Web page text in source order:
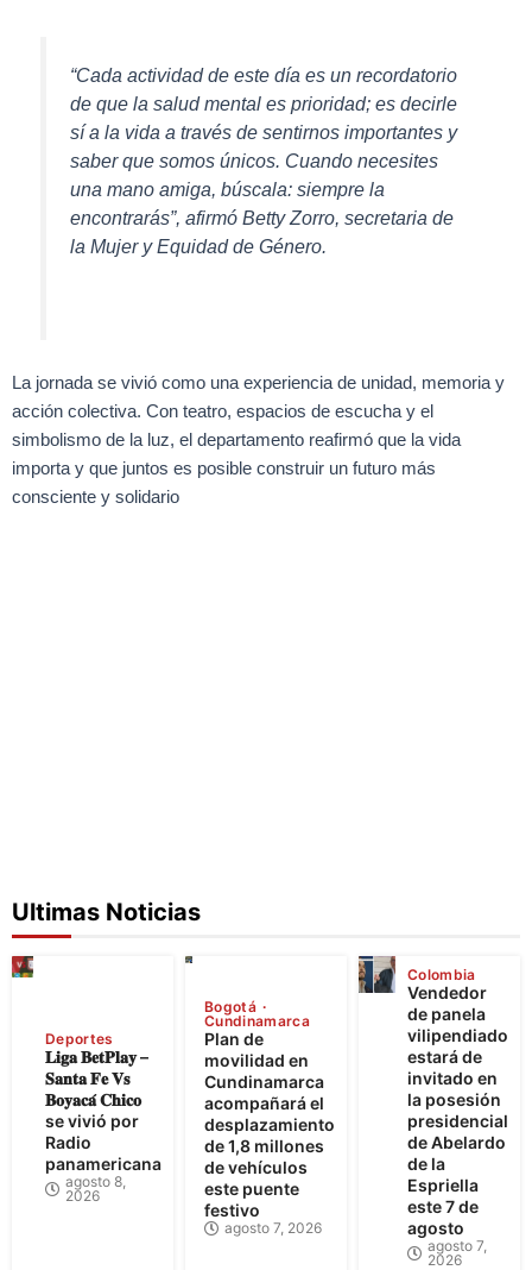
“Cada actividad de este día es un recordatorio
de que la salud mental es prioridad; es decirle
sí a la vida a través de sentirnos importantes y
saber que somos únicos. Cuando necesites
una mano amiga, búscala: siempre la
encontrarás”, afirmó Betty Zorro, secretaria de
la Mujer y Equidad de Género.
La jornada se vivió como una experiencia de unidad, memoria y
acción colectiva. Con teatro, espacios de escucha y el
simbolismo de la luz, el departamento reafirmó que la vida
importa y que juntos es posible construir un futuro más
consciente y solidario
Ultimas Noticias
Deportes
𝐋𝐢𝐠𝐚 𝐁𝐞𝐭𝐏𝐥𝐚𝐲 –
𝐒𝐚𝐧𝐭𝐚 𝐅𝐞 𝐕𝐬
𝐁𝐨𝐲𝐚𝐜𝐚́ 𝐂𝐡𝐢𝐜𝐨
se vivió por
Radio
panamericana
agosto 8,
2026
Bogotá
Cundinamarca
Plan de
movilidad en
Cundinamarca
acompañará el
desplazamiento
de 1,8 millones
de vehículos
este puente
festivo
agosto 7, 2026
Colombia
Vendedor
de panela
vilipendiado
estará de
invitado en
la posesión
presidencial
de Abelardo
de la
Espriella
este 7 de
agosto
agosto 7,
2026